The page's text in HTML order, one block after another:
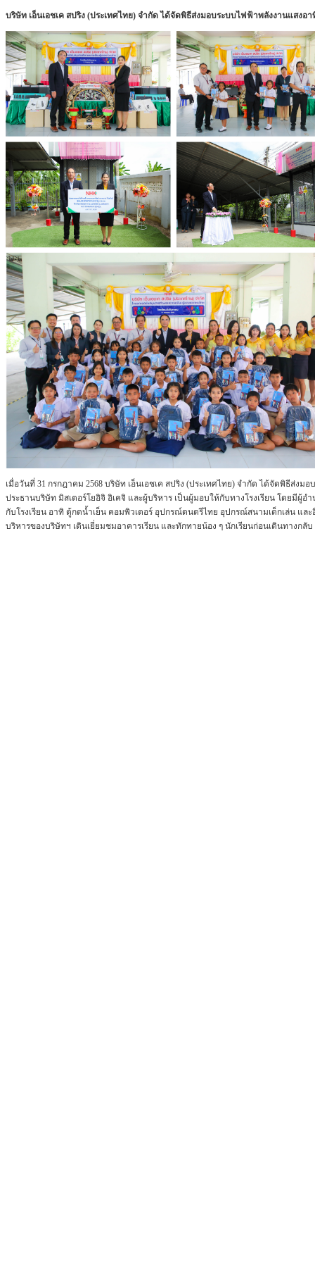
บริษัท เอ็นเอชเค สปริง (ประเทศไทย) จำกัด ได้จัดพิธีส่งมอบระบบไฟฟ้าพลังงานแสงอ
เมื่อวันที่ 31 กรกฎาคม 2568 บริษัท เอ็นเอชเค สปริง (ประเทศไทย) จำกัด ได้จัดพิธีส่ง
ประธานบริษัท มิสเตอร์โยอิจิ อิเคจิ และผู้บริหาร เป็นผู้มอบให้กับทางโรงเรียน โดยมี
กับโรงเรียน อาทิ ตู้กดน้ำเย็น คอมพิวเตอร์ อุปกรณ์ดนตรีไทย อุปกรณ์สนามเด็กเล่น แล
บริหารของบริษัทฯ เดินเยี่ยมชมอาคารเรียน และทักทายน้อง ๆ นักเรียนก่อนเดินทางกลับ